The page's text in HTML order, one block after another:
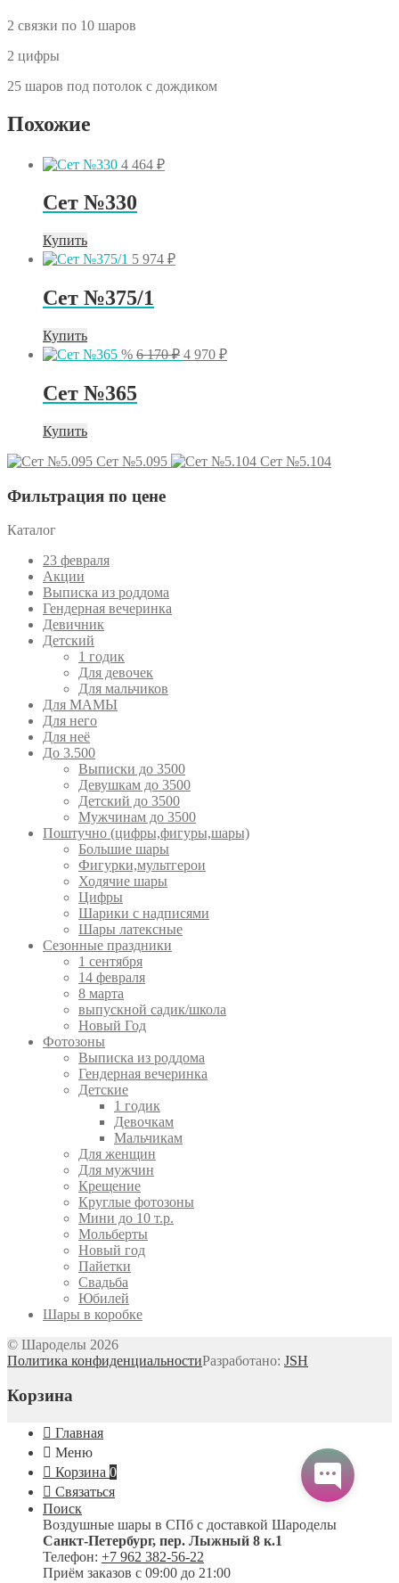
2 связки по 10 шаров
2 цифры
25 шаров под потолок с дождиком
Похожие
4 464 ₽
Сет №330
Купить
5 974 ₽
Сет №375/1
Купить
% 6 170₽ Первоначальная
4 970 ₽Текущая
Сет №365
Купить
Сет №5.095
Сет №5.104
Фильтрация по цене
Каталог
23 февраля
Акции
Выписка из роддома
Гендерная вечеринка
Девичник
Детский
1 годик
Для девочек
Для мальчиков
Для МАМЫ
Для него
Для неё
До 3.500
Выписки до 3500
Девушкам до 3500
Детский до 3500
Мужчинам до 3500
Поштучно (цифры,фигуры,шары)
Большие шары
Фигурки,мультгерои
Ходячие шары
Цифры
Шарики с надписями
Шары латексные
Сезонные праздники
1 сентября
14 февраля
8 марта
выпускной садик/школа
Новый Год
Фотозоны
Выписка из роддома
Гендерная вечеринка
Детские
1 годик
Девочкам
Мальчикам
Для женщин
Для мужчин
Крещение
Круглые фотозоны
Мини до 10 т.р.
Мольберты
Новый год
Пайетки
Свадьба
Юбилей
Шары в коробке
© Шароделы 2026
Политика конфиденциальностиРазработано: JSH
Корзина
Главная
Меню
Корзина 0
Связаться
Поиск
Воздушные шары в СПб с доставкой Шароделы
Санкт-Петербург, пер. Лыжный 8 к.1
Телефон: +7 962 382-56-22
Приём заказов с 09:00 до 21:00